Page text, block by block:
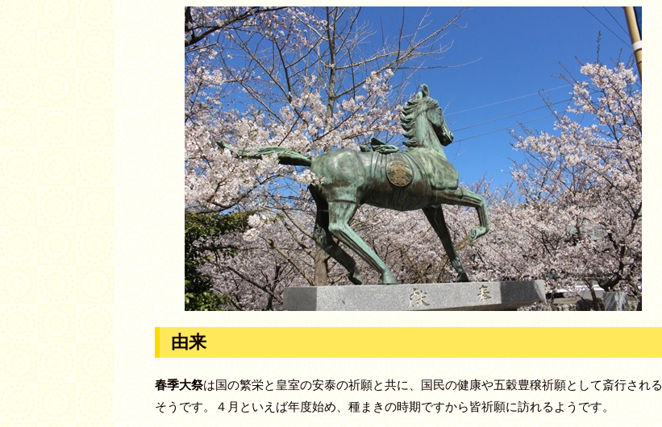
由来
春季大祭は国の繁栄と皇室の安泰の祈願と共に、国民の健康や五穀豊穣祈願として斎行される
そうです。４月といえば年度始め、種まきの時期ですから皆祈願に訪れるようです。